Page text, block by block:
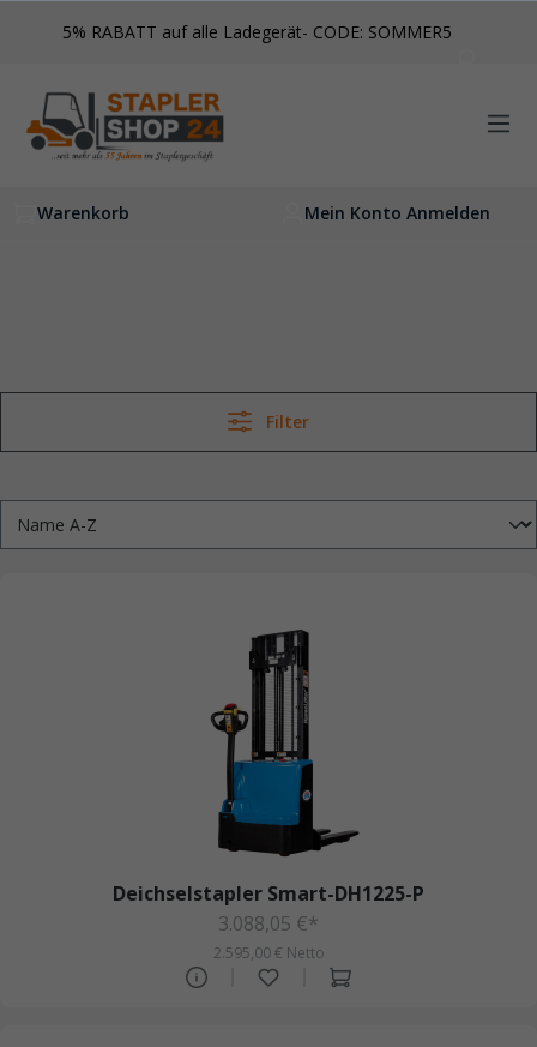
springen
5% RABATT auf alle Ladegerät- CODE: SOMMER5
Mein Konto Anmelden
Warenkorb
Filter
Deichselstapler Smart-DH1225-P
3.088,05 €*
2.595,00 € Netto